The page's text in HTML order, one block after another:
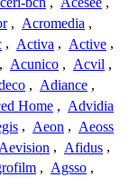
, Acromedia ,
, Activa , Active ,
, Acunico , Acvil ,
, Adiance ,
Home , Advidia
, Aeon , Aeoss
Aevision , Afidus ,
, Agsso ,